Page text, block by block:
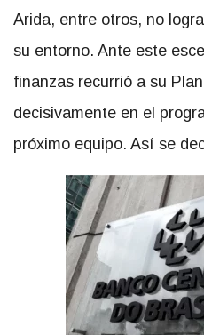
Arida, entre otros, no
su entorno. Ante este
finanzas recurrió a su
decisivamente en el
próximo equipo. Así se